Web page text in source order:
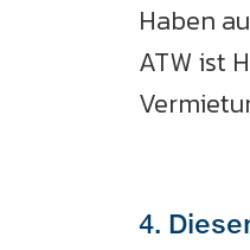
Haben
ATW ist
4.